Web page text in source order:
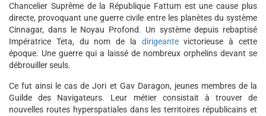
Chancelier Suprême de la République Fattum est une cause plus
directe, provoquant une guerre civile entre les planètes du système
Cinnagar, dans le Noyau Profond. Un système depuis rebaptisé
Impératrice Teta, du nom de la dirigeantevictorieuse à cette
époque. Une guerre qui a laissé de nombreux orphelins devant se
débrouiller seuls.
Ce fut ainsi le cas de Jori et Gav Daragon, jeunes membres de la
Guilde des Navigateurs. Leur métier consistait à trouver de
nouvelles routes hyperspatiales dans les territoires républicains et